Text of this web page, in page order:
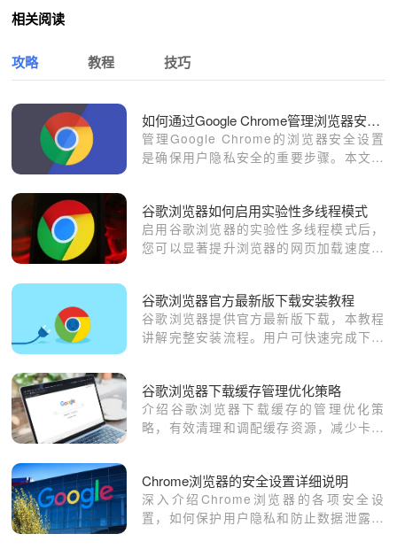
相关阅读
攻略 教程 技巧
如何通过Google Chrome管理浏览器安全设置
管理Google Chrome的浏览器安全设置
是确保用户隐私安全的重要步骤。本文将
谷歌浏览器如何启用实验性多线程模式
启用谷歌浏览器的实验性多线程模式后，
您可以显著提升浏览器的网页加载速度，
谷歌浏览器官方最新版下载安装教程
谷歌浏览器提供官方最新版下载，本教程
讲解完整安装流程。用户可快速完成下载
谷歌浏览器下载缓存管理优化策略
介绍谷歌浏览器下载缓存的管理优化策
略，有效清理和调配缓存资源，减少卡顿
Chrome浏览器的安全设置详细说明
深入介绍Chrome浏览器的各项安全设
置，如何保护用户隐私和防止数据泄露。